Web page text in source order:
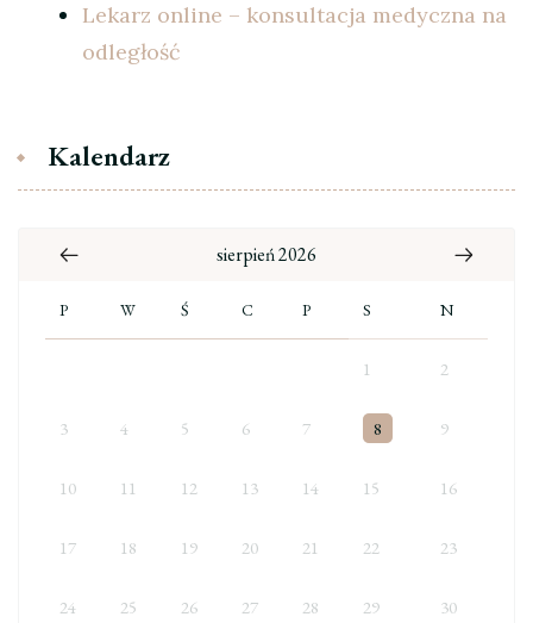
Lekarz online – konsultacja medyczna na
odległość
Kalendarz
sierpień 2026
P W Ś C P S N
1 2
3 4 5 6 7 8 9
10 11 12 13 14 15 16
17 18 19 20 21 22 23
24 25 26 27 28 29 30